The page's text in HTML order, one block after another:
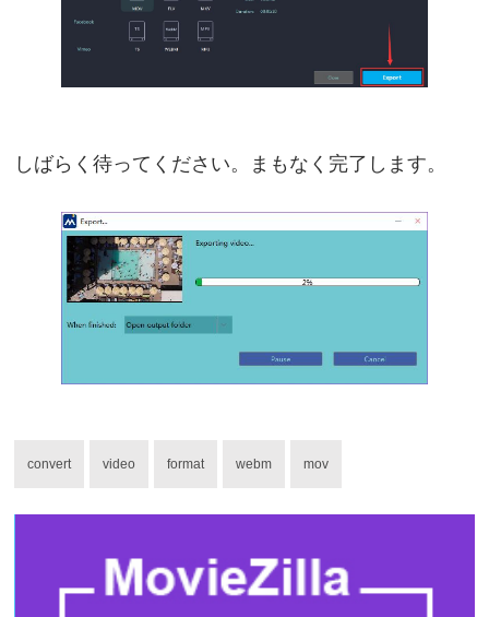
しばらく待ってください。まもなく完了します。
convert video format webm mov